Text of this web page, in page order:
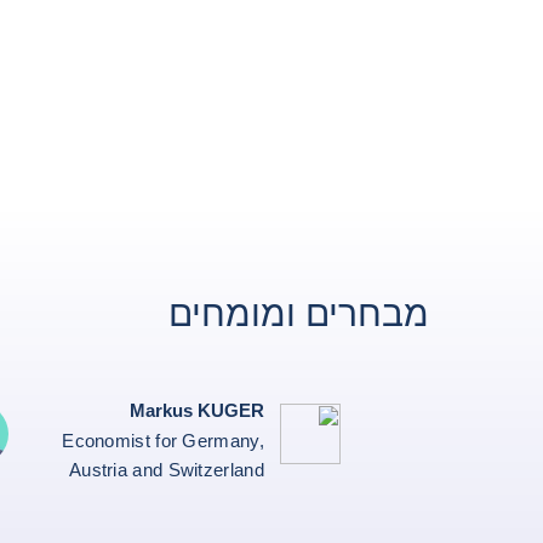
מבחרים ומומחים
Markus KUGER
Economist for Germany,
Austria and Switzerland